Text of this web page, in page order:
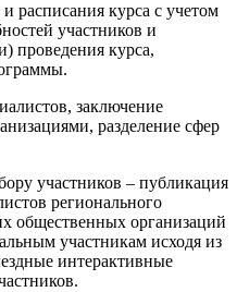
расписания курса с учетом
участников и
проведения курса,
заключение
разделение сфер
участников – публикация
регионального
общественных организаций
участникам исходя из
интерактивные